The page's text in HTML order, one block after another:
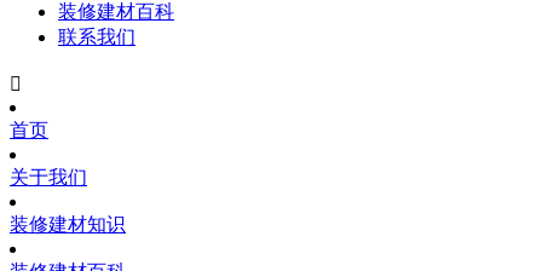
装修建材百科
联系我们

首页
关于我们
装修建材知识